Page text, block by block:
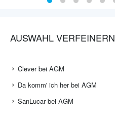
AUSWAHL VERFEINERN
Clever bei AGM
Da komm' ich her bei AGM
SanLucar bei AGM